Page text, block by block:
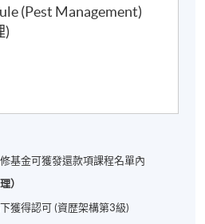
(Pest Management)
)
基金可獲發還款項課程名單內
）
獲得認可 (資歴架構第3級)